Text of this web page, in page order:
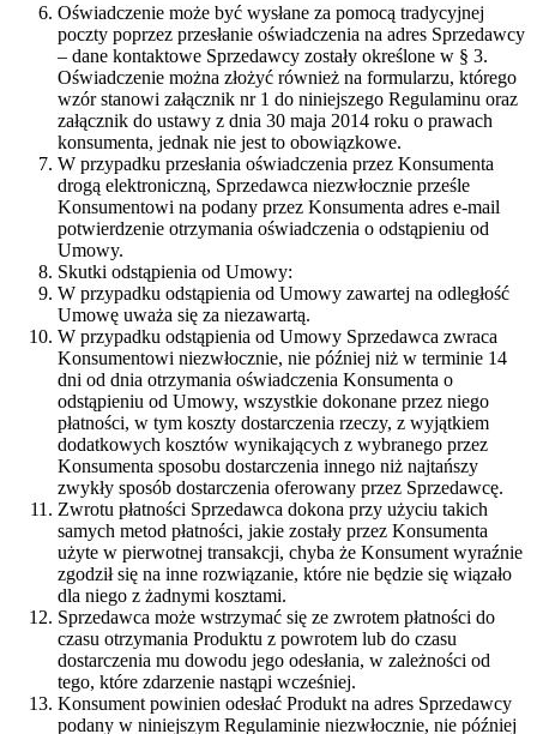
Oświadczenie może być wysłane za pomocą tradycyjnej
poczty poprzez przesłanie oświadczenia na adres Sprzedawcy
– dane kontaktowe Sprzedawcy zostały określone w § 3.
Oświadczenie można złożyć również na formularzu, którego
wzór stanowi załącznik nr 1 do niniejszego Regulaminu oraz
załącznik do ustawy z dnia 30 maja 2014 roku o prawach
konsumenta, jednak nie jest to obowiązkowe.
W przypadku przesłania oświadczenia przez Konsumenta
drogą elektroniczną, Sprzedawca niezwłocznie prześle
Konsumentowi na podany przez Konsumenta adres e-mail
potwierdzenie otrzymania oświadczenia o odstąpieniu od
Umowy.
Skutki odstąpienia od Umowy:
W przypadku odstąpienia od Umowy zawartej na odległość
Umowę uważa się za niezawartą.
W przypadku odstąpienia od Umowy Sprzedawca zwraca
Konsumentowi niezwłocznie, nie później niż w terminie 14
dni od dnia otrzymania oświadczenia Konsumenta o
odstąpieniu od Umowy, wszystkie dokonane przez niego
płatności, w tym koszty dostarczenia rzeczy, z wyjątkiem
dodatkowych kosztów wynikających z wybranego przez
Konsumenta sposobu dostarczenia innego niż najtańszy
zwykły sposób dostarczenia oferowany przez Sprzedawcę.
Zwrotu płatności Sprzedawca dokona przy użyciu takich
samych metod płatności, jakie zostały przez Konsumenta
użyte w pierwotnej transakcji, chyba że Konsument wyraźnie
zgodził się na inne rozwiązanie, które nie będzie się wiązało
dla niego z żadnymi kosztami.
Sprzedawca może wstrzymać się ze zwrotem płatności do
czasu otrzymania Produktu z powrotem lub do czasu
dostarczenia mu dowodu jego odesłania, w zależności od
tego, które zdarzenie nastąpi wcześniej.
Konsument powinien odesłać Produkt na adres Sprzedawcy
podany w niniejszym Regulaminie niezwłocznie, nie później